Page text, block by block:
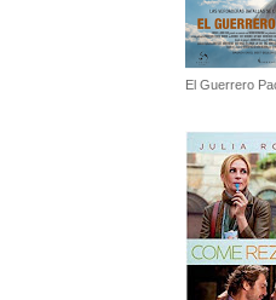
El Guerrero